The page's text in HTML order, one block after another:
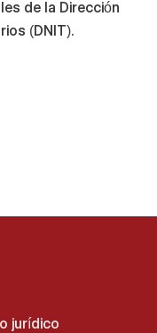
de la Dirección
(DNIT).
jurídico